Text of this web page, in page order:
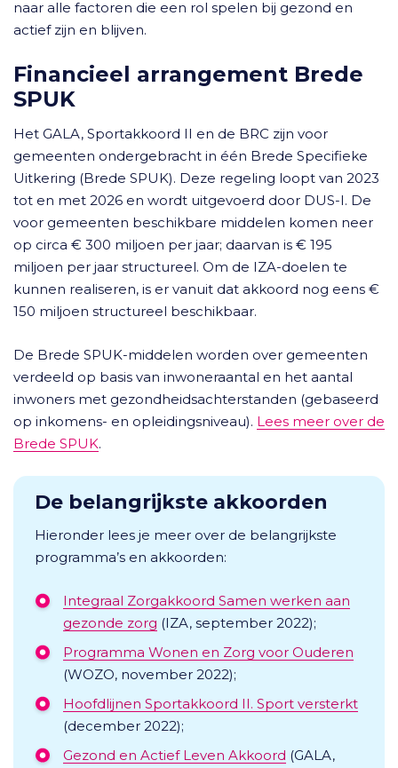
naar alle factoren die een rol spelen bij gezond en
actief zijn en blijven.
Financieel arrangement Brede
SPUK
Het GALA, Sportakkoord II en de BRC zijn voor
gemeenten ondergebracht in één Brede Specifieke
Uitkering (Brede SPUK). Deze regeling loopt van 2023
tot en met 2026 en wordt uitgevoerd door DUS-I. De
voor gemeenten beschikbare middelen komen neer
op circa € 300 miljoen per jaar; daarvan is € 195
miljoen per jaar structureel. Om de IZA-doelen te
kunnen realiseren, is er vanuit dat akkoord nog eens €
150 miljoen structureel beschikbaar.
De Brede SPUK-middelen worden over gemeenten
verdeeld op basis van inwoneraantal en het aantal
inwoners met gezondheidsachterstanden (gebaseerd
op inkomens- en opleidingsniveau). Lees meer over de
Brede SPUK.
De belangrijkste akkoorden
Hieronder lees je meer over de belangrijkste
programma’s en akkoorden:
Integraal Zorgakkoord Samen werken aan
gezonde zorg (IZA, september 2022);
Programma Wonen en Zorg voor Ouderen
(WOZO, november 2022);
Hoofdlijnen Sportakkoord II. Sport versterkt
(december 2022);
Gezond en Actief Leven Akkoord (GALA,